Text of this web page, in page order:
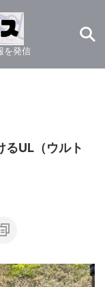
を発信
るUL（ウルト